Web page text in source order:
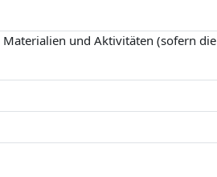
und Aktivitäten (sofern die